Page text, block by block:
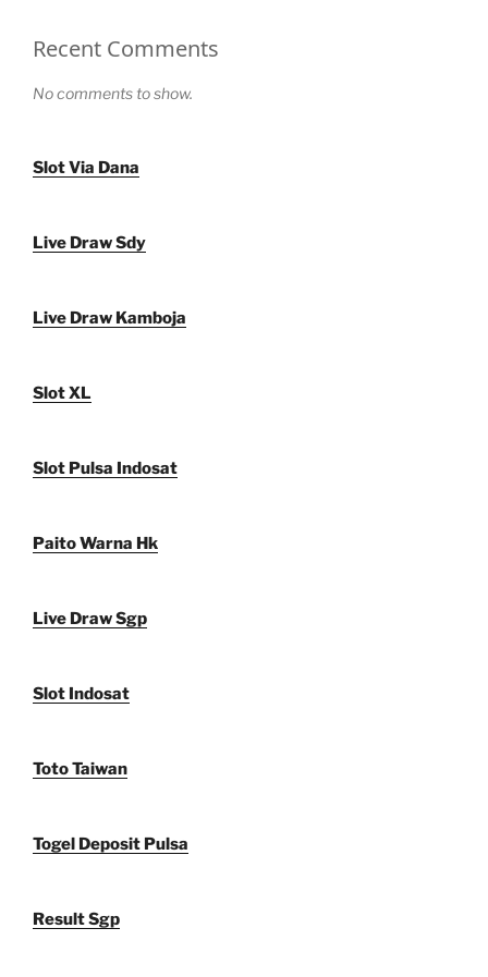
Recent Comments
No comments to show.
Slot Via Dana
Live Draw Sdy
Live Draw Kamboja
Slot XL
Slot Pulsa Indosat
Paito Warna Hk
Live Draw Sgp
Slot Indosat
Toto Taiwan
Togel Deposit Pulsa
Result Sgp